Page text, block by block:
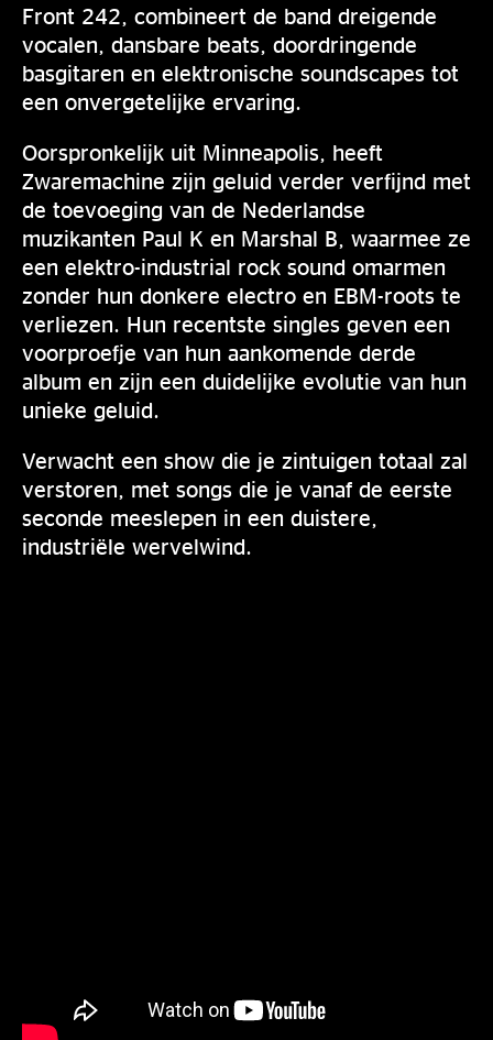
Front 242, combineert de band dreigende
vocalen, dansbare beats, doordringende
basgitaren en elektronische soundscapes tot
een onvergetelijke ervaring.
Oorspronkelijk uit Minneapolis, heeft
Zwaremachine zijn geluid verder verfijnd met
de toevoeging van de Nederlandse
muzikanten Paul K en Marshal B, waarmee ze
een elektro-industrial rock sound omarmen
zonder hun donkere electro en EBM-roots te
verliezen. Hun recentste singles geven een
voorproefje van hun aankomende derde
album en zijn een duidelijke evolutie van hun
unieke geluid.
Verwacht een show die je zintuigen totaal zal
verstoren, met songs die je vanaf de eerste
seconde meeslepen in een duistere,
industriële wervelwind.